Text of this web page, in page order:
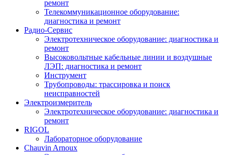
ремонт
Телекоммуникационное оборудование:
диагностика и ремонт
Радио-Cервис
Электротехническое оборудование: диагностика и
ремонт
Высоковольтные кабельные линии и воздушные
ЛЭП: диагностика и ремонт
Инструмент
Трубопроводы: трассировка и поиск
неисправностей
Электроизмеритель
Электротехническое оборудование: диагностика и
ремонт
RIGOL
Лабораторное оборудование
Chauvin Arnoux